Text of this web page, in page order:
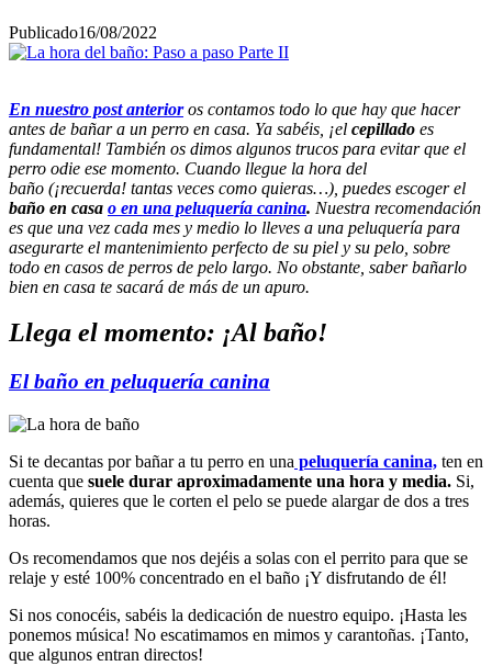
Publicado16/08/2022
En nuestro post anterior os contamos todo lo que hay que hacer
antes de bañar a un perro en casa. Ya sabéis, ¡el cepillado es
fundamental! También os dimos algunos trucos para evitar que el
perro odie ese momento. Cuando llegue la hora del
baño (¡recuerda! tantas veces como quieras…), puedes escoger el
baño en casa o en una peluquería canina. Nuestra recomendación
es que una vez cada mes y medio lo lleves a una peluquería para
asegurarte el mantenimiento perfecto de su piel y su pelo, sobre
todo en casos de perros de pelo largo. No obstante, saber bañarlo
bien en casa te sacará de más de un apuro.
Llega el momento: ¡Al baño!
El baño en peluquería canina
Si te decantas por bañar a tu perro en una peluquería canina, ten en
cuenta que suele durar aproximadamente una hora y media. Si,
además, quieres que le corten el pelo se puede alargar de dos a tres
horas.
Os recomendamos que nos dejéis a solas con el perrito para que se
relaje y esté 100% concentrado en el baño ¡Y disfrutando de él!
Si nos conocéis, sabéis la dedicación de nuestro equipo. ¡Hasta les
ponemos música! No escatimamos en mimos y carantoñas. ¡Tanto,
que algunos entran directos!